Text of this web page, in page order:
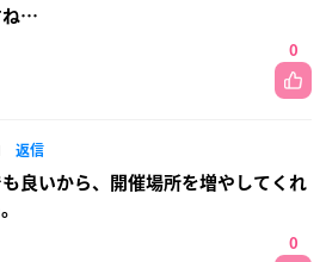
ね…
0
返信
良いから、開催場所を増やしてくれ
0